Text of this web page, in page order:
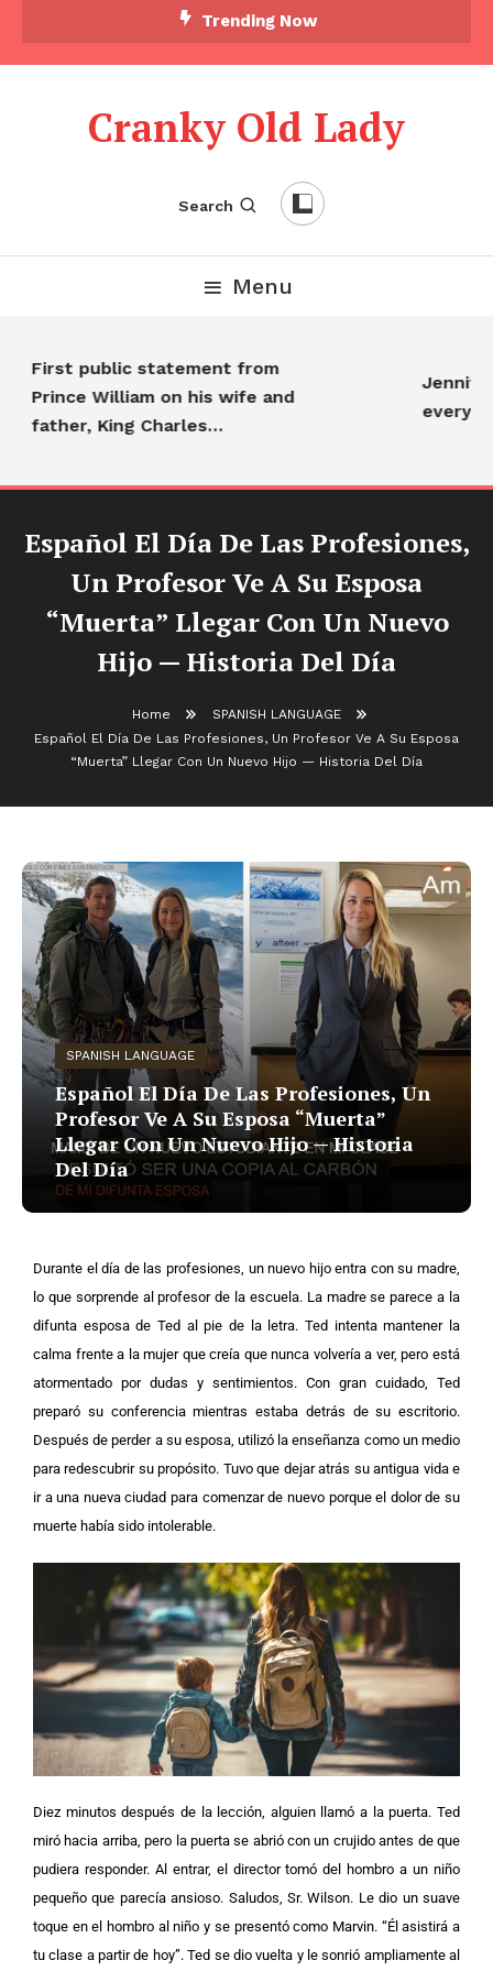
Trending Now
Cranky Old Lady
Search
Menu
First public statement from
Prince William on his wife and
father, King Charles…
Español El Día De Las Profesiones,
Un Profesor Ve A Su Esposa
“Muerta” Llegar Con Un Nuevo
Hijo — Historia Del Día
Home
SPANISH LANGUAGE
Español El Día De Las Profesiones, Un Profesor Ve A Su Esposa
“Muerta” Llegar Con Un Nuevo Hijo — Historia Del Día
SPANISH LANGUAGE
Español El Día De Las Profesiones, Un
Profesor Ve A Su Esposa “Muerta”
Llegar Con Un Nuevo Hijo — Historia
Del Día
Durante el día de las profesiones, un nuevo hijo entra con su madre,
lo que sorprende al profesor de la escuela. La madre se parece a la
difunta esposa de Ted al pie de la letra. Ted intenta mantener la
calma frente a la mujer que creía que nunca volvería a ver, pero está
atormentado por dudas y sentimientos. Con gran cuidado, Ted
preparó su conferencia mientras estaba detrás de su escritorio.
Después de perder a su esposa, utilizó la enseñanza como un medio
para redescubrir su propósito. Tuvo que dejar atrás su antigua vida e
ir a una nueva ciudad para comenzar de nuevo porque el dolor de su
muerte había sido intolerable.
Diez minutos después de la lección, alguien llamó a la puerta. Ted
miró hacia arriba, pero la puerta se abrió con un crujido antes de que
pudiera responder. Al entrar, el director tomó del hombro a un niño
pequeño que parecía ansioso. Saludos, Sr. Wilson. Le dio un suave
toque en el hombro al niño y se presentó como Marvin. “Él asistirá a
tu clase a partir de hoy”. Ted se dio vuelta y le sonrió ampliamente al